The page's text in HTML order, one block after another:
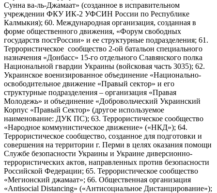
Сунна ва-ль-Джамаат» (созданное в исправительном
учреждении ФКУ ИК-2 УФСИН России по Республике
Калмыкия); 60. Международная организация, созданная в
форме общественного движения, «Форум свободных
государств постРоссии» и ее структурные подразделения; 61.
Террористическое сообщество 2-ой батальон специального
назначения «Донбасс» 15-го отдельного Славянского полка
Национальной гвардии Украины (войсковая часть 3035); 62.
Украинское военизированное объединение «Национально-
освободительное движение «Правый сектор» и его
структурные подразделения – организация «Правая
Молодежь» и объединение «Добровольческий Украинский
Корпус «Правый Сектор» (другое используемое
наименование: ДУК ПС); 63. Террористическое сообщество
«Народное коммунистическое движение» («НКД»); 64.
Террористическое сообщество, созданное для подготовки и
совершения на территории г. Перми в целях оказания помощи
Службе безопасности Украины и Украине диверсионно-
террористических актов, направленных против безопасности
Российской Федерации; 65. Террористическое сообщество
«Мегионский джамаат»; 66. Общественная организация
«Antisocial Distancing» («Антисоциальное Дистанцирование»);